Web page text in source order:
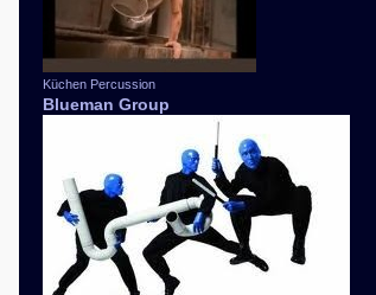
Küchen Percussion
Blueman Group